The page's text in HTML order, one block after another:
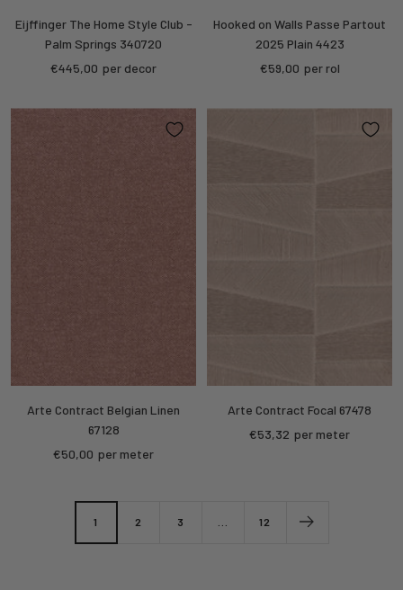
Eijffinger The Home Style Club -
Palm Springs 340720
Sale
€445,00 per decor
Hooked on Walls Passe Partout
2025 Plain 4423
Sale
€59,00 per rol
Arte Contract Belgian Linen
67128
Sale
€50,00 per meter
Arte Contract Focal 67478
Sale
€53,32 per meter
1 2 3 12